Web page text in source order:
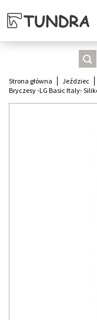
Strona główna Jeździec
Bryczesy -LG Basic Italy-